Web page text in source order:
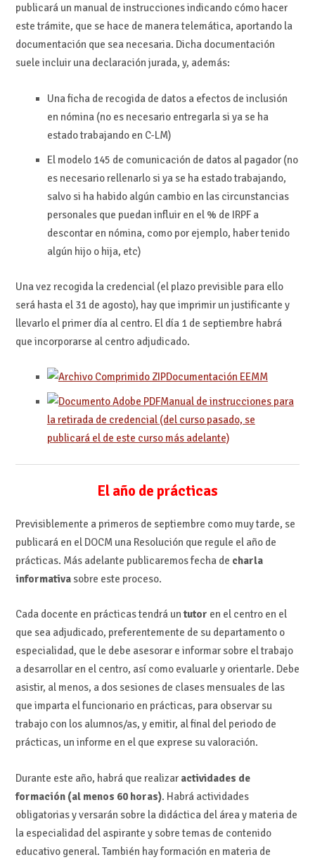
publicará un manual de instrucciones indicando cómo hacer
este trámite, que se hace de manera telemática, aportando la
documentación que sea necesaria. Dicha documentación
suele incluir una declaración jurada, y, además:
Una ficha de recogida de datos a efectos de inclusión
en nómina (no es necesario entregarla si ya se ha
estado trabajando en C-LM)
El modelo 145 de comunicación de datos al pagador (no
es necesario rellenarlo si ya se ha estado trabajando,
salvo si ha habido algún cambio en las circunstancias
personales que puedan influir en el % de IRPF a
descontar en nómina, como por ejemplo, haber tenido
algún hijo o hija, etc)
Una vez recogida la credencial (el plazo previsible para ello
será hasta el 31 de agosto), hay que imprimir un justificante y
llevarlo el primer día al centro. El día 1 de septiembre habrá
que incorporarse al centro adjudicado.
Documentación EEMM
Manual de instrucciones para
la retirada de credencial (del curso pasado, se
publicará el de este curso más adelante)
El año de prácticas
Previsiblemente a primeros de septiembre como muy tarde, se
publicará en el DOCM una Resolución que regule el año de
prácticas. Más adelante publicaremos fecha de charla
informativasobre este proceso.
Cada docente en prácticas tendrá untutor en el centro en el
que sea adjudicado, preferentemente de su departamento o
especialidad, que le debe asesorar e informar sobre el trabajo
a desarrollar en el centro, así como evaluarle y orientarle. Debe
asistir, al menos, a dos sesiones de clases mensuales de las
que imparta el funcionario en prácticas, para observar su
trabajo con los alumnos/as, y emitir, al final del periodo de
prácticas, un informe en el que exprese su valoración.
Durante este año, habrá que realizar actividades de
formación (al menos 60 horas). Habrá actividades
obligatorias y versarán sobre la didáctica del área y materia de
la especialidad del aspirante y sobre temas de contenido
educativo general. También hay formación en materia de